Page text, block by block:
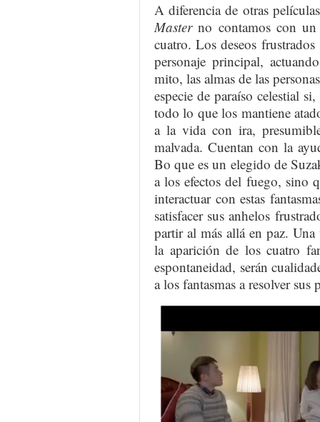
A diferencia de otras
Masterno contamos con
cuatro. Los deseos
personaje principal,
mito, las almas de las
especie de paraíso celestial
todo lo que los mantiene
a la vida con ira,
malvada. Cuentan con la
Bo que es un elegido de
a los efectos del fuego, sino
interactuar con estas
satisfacer sus anhelos
partir al más allá en paz.
la aparición de los cuatro
espontaneidad, serán
a los fantasmas a resolver sus